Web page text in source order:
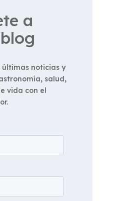
a
últimas noticias y
salud,
vida con el